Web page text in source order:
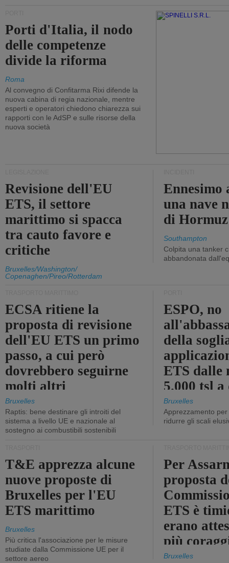
Porti d'Italia, il nodo
delle competenze
divide la riforma
Roma
Al convegno di Confitarma Rixi difende la
nuova cabina di regia nazionale, mentre
esperti e operatori chiedono chiarezza sui
rapporti con le AdSP e sulle risorse della
nuova società
Revisione dell'EU
ETS, il settore
marittimo si spacca
tra cauto favore e
critiche
Bruxelles/Washington/
Copenaghen/Pireo/Rotterdam
Ennesimo
una nave
di Hormuz
Southampton
Colpita una tanker
abbandonata
ECSA ritiene la
proposta di revisione
dell'EU ETS un primo
passo, a cui però
dovrebbero seguirne
molti altri
Bruxelles
Raptis: bene destinare gli introiti del
sistema a livello UE e nazionale al
sostegno ai combustibili sostenibili
ESPO, no
della
ETS dalle
5.000 tsl
400 tsl
Bruxelles
Apprezzamento
ridurre gli scali
T&E apprezza alcune
nuove proposte di
Bruxelles per l'EU
ETS marittimo
Bruxelles
Più critica l'associazione per le misure
studiate dalla Commissione UE per il
settore aereo
Per
proposta
ETS è
erano
più
Bruxelles